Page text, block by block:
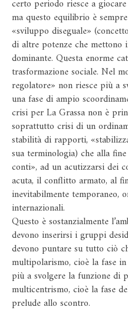
certo periodo riesce a
ma questo equilibrio è
«sviluppo diseguale»
di altre potenze che
dominante. Questa enorme
trasformazione sociale. Nel
regolatore» non riesce più a
una fase di ampio
crisi per La Grassa non è
soprattutto crisi di un
stabilità di rapporti,
sua terminologia) che alla
conti», ad un acutizzarsi dei
acuta, il conflitto armato, al
inevitabilmente temporaneo,
internazionali.
Questo è sostanzialmente
devono inserirsi i gruppi
devono puntare su tutto ciò
multipolarismo, cioè la fase
più a svolgere la funzione di
multicentrismo, cioè la fase
prelude allo scontro.